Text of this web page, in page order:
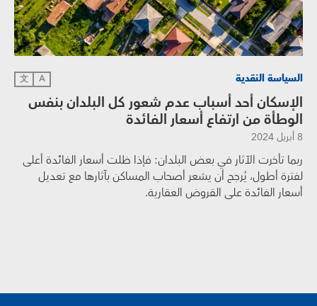
السياسة النقدية A
文
الإسكان أحد أسباب عدم شعور كل البلدان بنفس
الوطأة من ارتفاع أسعار الفائدة
8 أبريل 2024
ربما تأخرت الآثار في بعض البلدان: فإذا ظلت أسعار الفائدة أعلى
لفترة أطول، يُرجح أن يشعر أصحاب المساكن بآثارها مع تعديل
أسعار الفائدة على القروض العقارية.